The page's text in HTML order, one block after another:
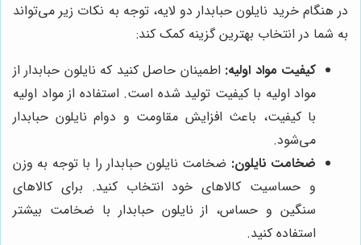
در هنگام خرید نایلون حبابدار دو لایه، توجه به نکات زیر می‌تواند
به شما در انتخاب بهترین گزینه کمک کند:
کیفیت مواد اولیه: اطمینان حاصل کنید که نایلون حبابدار از
مواد اولیه با کیفیت تولید شده است. استفاده از مواد اولیه
با کیفیت، باعث افزایش مقاومت و دوام نایلون حبابدار
می‌شود.
ضخامت نایلون: ضخامت نایلون حبابدار را با توجه به وزن
و حساسیت کالاهای خود انتخاب کنید. برای کالاهای
سنگین و حساس، از نایلون حبابدار با ضخامت بیشتر
استفاده کنید.